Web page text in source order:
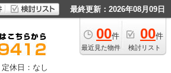
最終更新：2026年08月09日
00件
最近見た物件
00件
検討リスト
定休日：なし